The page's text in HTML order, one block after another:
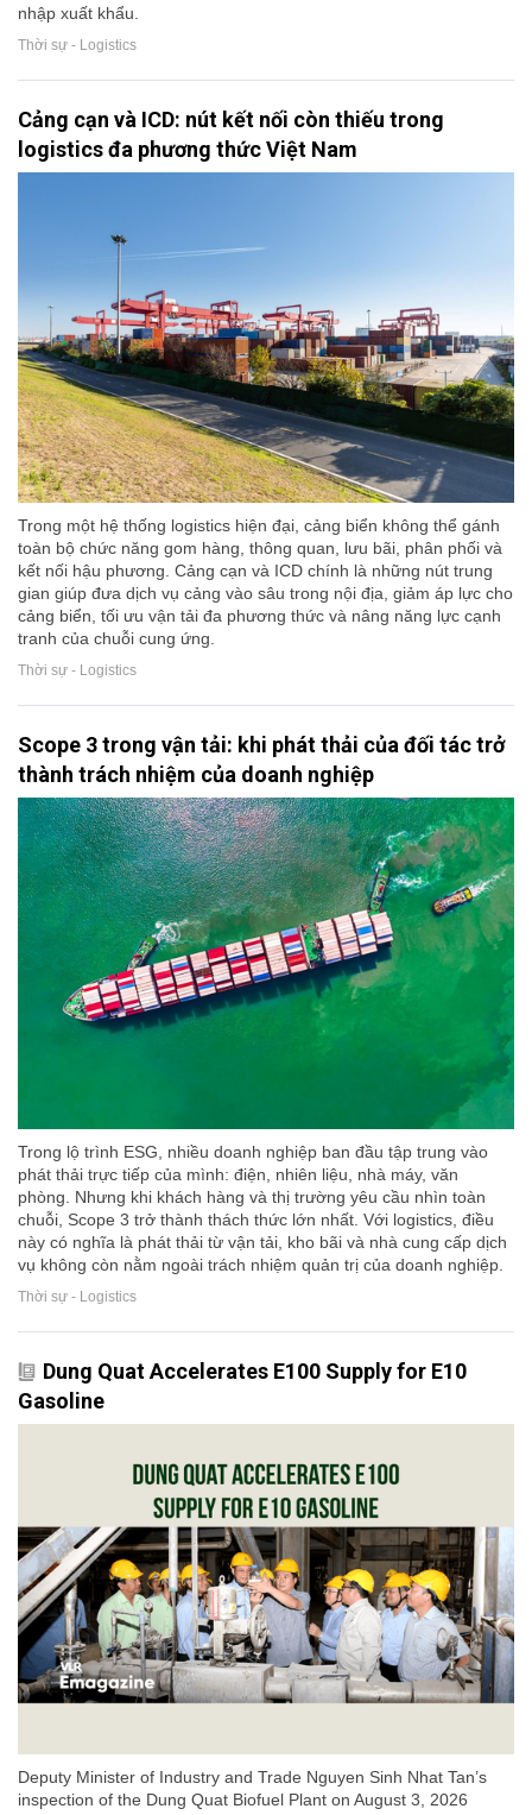
nhập xuất khẩu.
Thời sự - Logistics
Cảng cạn và ICD: nút kết nối còn thiếu trong
logistics đa phương thức Việt Nam
Trong một hệ thống logistics hiện đại, cảng biển không thể gánh
toàn bộ chức năng gom hàng, thông quan, lưu bãi, phân phối và
kết nối hậu phương. Cảng cạn và ICD chính là những nút trung
gian giúp đưa dịch vụ cảng vào sâu trong nội địa, giảm áp lực cho
cảng biển, tối ưu vận tải đa phương thức và nâng năng lực cạnh
tranh của chuỗi cung ứng.
Thời sự - Logistics
Scope 3 trong vận tải: khi phát thải của đối tác trở
thành trách nhiệm của doanh nghiệp
Trong lộ trình ESG, nhiều doanh nghiệp ban đầu tập trung vào
phát thải trực tiếp của mình: điện, nhiên liệu, nhà máy, văn
phòng. Nhưng khi khách hàng và thị trường yêu cầu nhìn toàn
chuỗi, Scope 3 trở thành thách thức lớn nhất. Với logistics, điều
này có nghĩa là phát thải từ vận tải, kho bãi và nhà cung cấp dịch
vụ không còn nằm ngoài trách nhiệm quản trị của doanh nghiệp.
Thời sự - Logistics
Dung Quat Accelerates E100 Supply for E10
Gasoline
Deputy Minister of Industry and Trade Nguyen Sinh Nhat Tan’s
inspection of the Dung Quat Biofuel Plant on August 3, 2026